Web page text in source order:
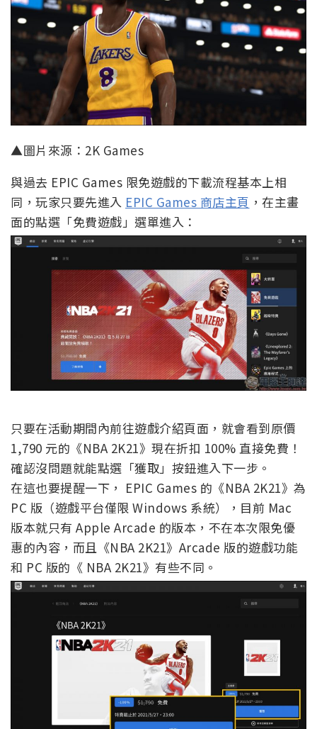
▲圖片來源：2K Games
與過去 EPIC Games 限免遊戲的下載流程基本上相
同，玩家只要先進入 EPIC Games 商店主頁 ，在主畫
面的點選「免費遊戲」選單進入：
只要在活動期間內前往遊戲介紹頁面，就會看到原價
1,790 元的《NBA 2K21》現在折扣 100% 直接免費！
確認沒問題就能點選「獲取」按鈕進入下一步。
在這也要提醒一下， EPIC Games 的《NBA 2K21》為
PC 版（遊戲平台僅限 Windows 系統），目前 Mac
版本就只有 Apple Arcade 的版本，不在本次限免優
惠的內容，而且《NBA 2K21》Arcade 版的遊戲功能
和 PC 版的《 NBA 2K21》有些不同。